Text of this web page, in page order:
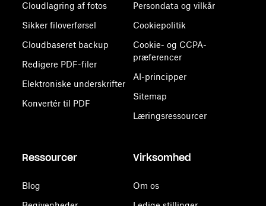
Cloudlagring af fotos
Sikker filoverførsel
Cloudbaseret backup
Redigere PDF-filer
Elektroniske underskrifter
Konvertér til PDF
Persondata og vilkår
Cookiepolitik
Cookie- og CCPA-
præferencer
AI-principper
Sitemap
Læringsressourcer
Ressourcer
Blog
Virksomhed
Om os